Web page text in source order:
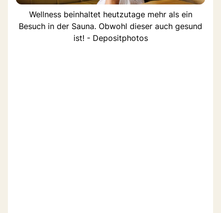
Wellness beinhaltet heutzutage mehr als ein
Besuch in der Sauna. Obwohl dieser auch gesund
ist! - Depositphotos